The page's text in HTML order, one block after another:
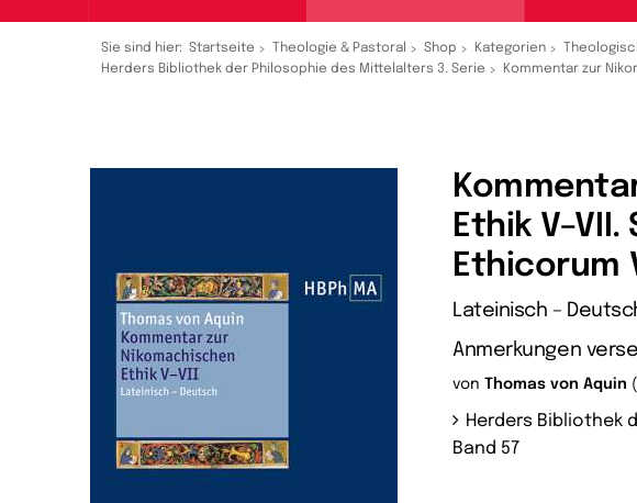
Sie sind hier: Startseite Theologie & Pastoral Shop Kategorien
Herders Bibliothek der Philosophie des Mittelalters 3. Serie
Kommentar zur
Ethik
Ethicorum
Lateinisch –
Anmerkungen
von Thomas von Aquin
Herders Bibliothek
Band 57